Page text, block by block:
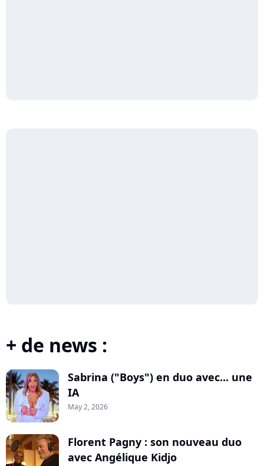
+ de news :
Sabrina ("Boys") en duo avec... une
IA
May 2, 2026
Florent Pagny : son nouveau duo
avec Angélique Kidjo